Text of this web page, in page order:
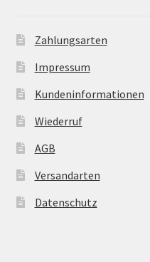
Zahlungsarten
Impressum
Kundeninformationen
Wiederruf
AGB
Versandarten
Datenschutz